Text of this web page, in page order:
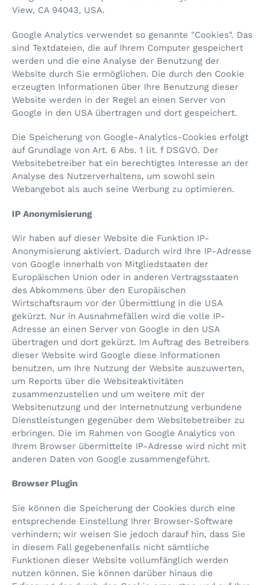
View, CA 94043, USA.
Google Analytics verwendet so genannte "Cookies". Das
sind Textdateien, die auf Ihrem Computer gespeichert
werden und die eine Analyse der Benutzung der
Website durch Sie ermöglichen. Die durch den Cookie
erzeugten Informationen über Ihre Benutzung dieser
Website werden in der Regel an einen Server von
Google in den USA übertragen und dort gespeichert.
Die Speicherung von Google-Analytics-Cookies erfolgt
auf Grundlage von Art. 6 Abs. 1 lit. f DSGVO. Der
Websitebetreiber hat ein berechtigtes Interesse an der
Analyse des Nutzerverhaltens, um sowohl sein
Webangebot als auch seine Werbung zu optimieren.
IP Anonymisierung
Wir haben auf dieser Website die Funktion IP-
Anonymisierung aktiviert. Dadurch wird Ihre IP-Adresse
von Google innerhalb von Mitgliedstaaten der
Europäischen Union oder in anderen Vertragsstaaten
des Abkommens über den Europäischen
Wirtschaftsraum vor der Übermittlung in die USA
gekürzt. Nur in Ausnahmefällen wird die volle IP-
Adresse an einen Server von Google in den USA
übertragen und dort gekürzt. Im Auftrag des Betreibers
dieser Website wird Google diese Informationen
benutzen, um Ihre Nutzung der Website auszuwerten,
um Reports über die Websiteaktivitäten
zusammenzustellen und um weitere mit der
Websitenutzung und der Internetnutzung verbundene
Dienstleistungen gegenüber dem Websitebetreiber zu
erbringen. Die im Rahmen von Google Analytics von
Ihrem Browser übermittelte IP-Adresse wird nicht mit
anderen Daten von Google zusammengeführt.
Browser Plugin
Sie können die Speicherung der Cookies durch eine
entsprechende Einstellung Ihrer Browser-Software
verhindern; wir weisen Sie jedoch darauf hin, dass Sie
in diesem Fall gegebenenfalls nicht sämtliche
Funktionen dieser Website vollumfänglich werden
nutzen können. Sie können darüber hinaus die